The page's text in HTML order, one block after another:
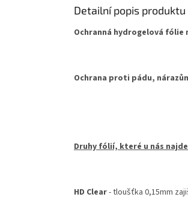
Detailní popis produktu
Ochranná hydrogelová fólie
Ochrana proti pádu,
Druhy fólií, které u nás
HD Clear- tloušťka 0,15mm